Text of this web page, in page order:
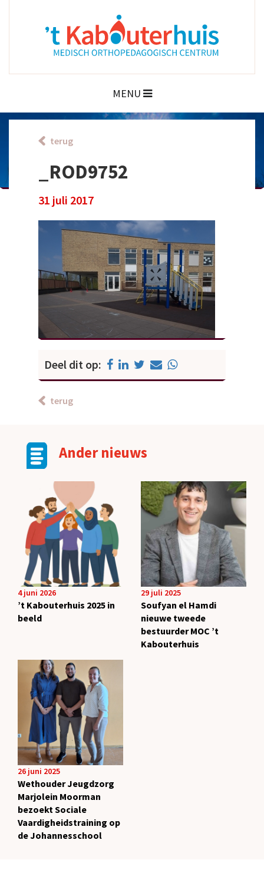
MENU
terug
_ROD9752
31 juli 2017
Deel dit op:
terug
Ander nieuws
4 juni 2026
’t Kabouterhuis 2025 in
beeld
29 juli 2025
Soufyan el Hamdi
nieuwe tweede
bestuurder MOC ’t
Kabouterhuis
26 juni 2025
Wethouder Jeugdzorg
Marjolein Moorman
bezoekt Sociale
Vaardigheidstraining op
de Johannesschool